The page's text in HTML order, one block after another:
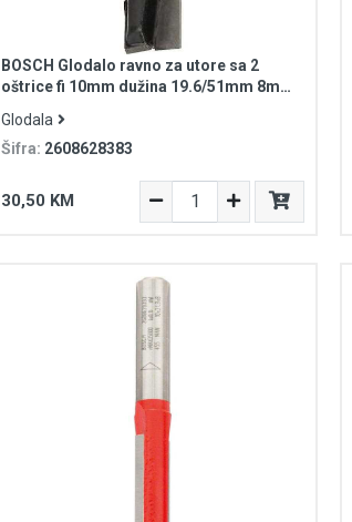
BOSCH Glodalo ravno za utore sa 2
oštrice fi 10mm dužina 19.6/51mm 8mm
Glodala
Šifra: 2608628383
30,50 KM